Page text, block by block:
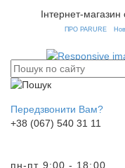
Інтернет-
ПРО PARURE
Передзвонити Вам?
+38 (067) 540 31 11
пн-пт 9:00 - 18:00